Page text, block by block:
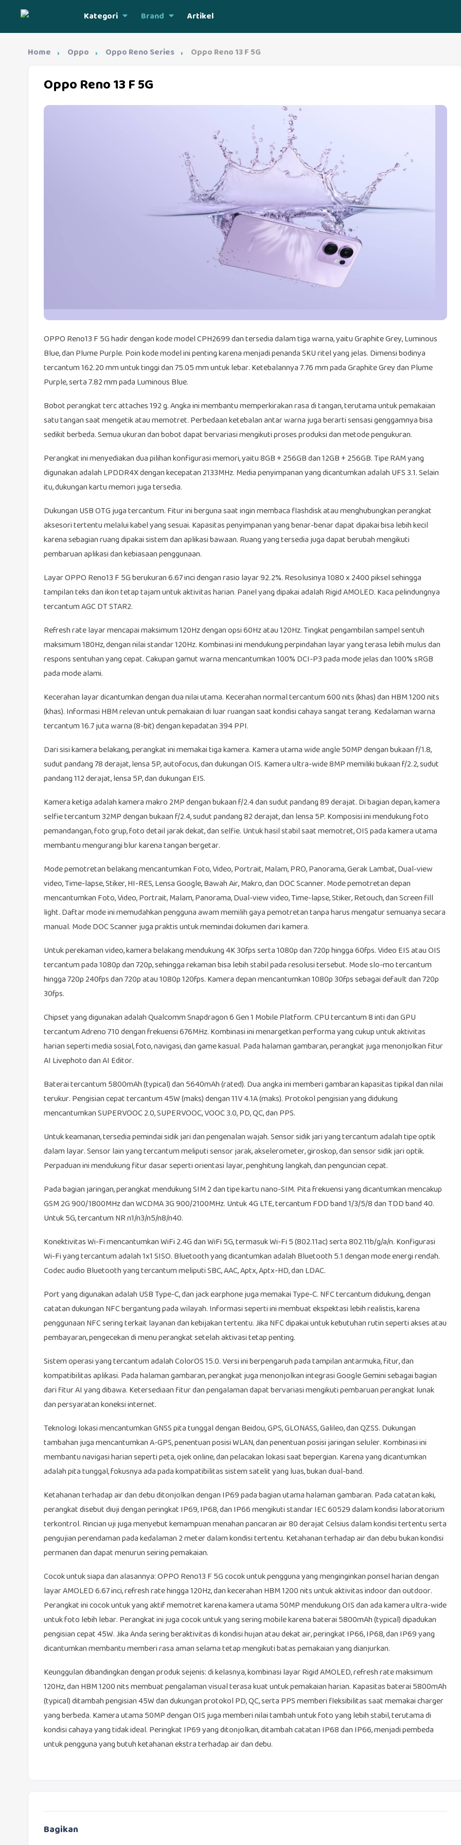
Kategori Brand Artikel
Home Oppo Oppo Reno Series Oppo Reno 13 F 5G
Oppo Reno 13 F 5G
OPPO Reno13 F 5G hadir dengan kode model CPH2699 dan tersedia dalam tiga warna, yaitu Graphite Grey, Luminous
Blue, dan Plume Purple. Poin kode model ini penting karena menjadi penanda SKU ritel yang jelas. Dimensi bodinya
tercantum 162.20 mm untuk tinggi dan 75.05 mm untuk lebar. Ketebalannya 7.76 mm pada Graphite Grey dan Plume
Purple, serta 7.82 mm pada Luminous Blue.
Bobot perangkat terc attaches 192 g. Angka ini membantu memperkirakan rasa di tangan, terutama untuk pemakaian
satu tangan saat mengetik atau memotret. Perbedaan ketebalan antar warna juga berarti sensasi genggamnya bisa
sedikit berbeda. Semua ukuran dan bobot dapat bervariasi mengikuti proses produksi dan metode pengukuran.
Perangkat ini menyediakan dua pilihan konfigurasi memori, yaitu 8GB + 256GB dan 12GB + 256GB. Tipe RAM yang
digunakan adalah LPDDR4X dengan kecepatan 2133MHz. Media penyimpanan yang dicantumkan adalah UFS 3.1. Selain
itu, dukungan kartu memori juga tersedia.
Dukungan USB OTG juga tercantum. Fitur ini berguna saat ingin membaca flashdisk atau menghubungkan perangkat
aksesori tertentu melalui kabel yang sesuai. Kapasitas penyimpanan yang benar-benar dapat dipakai bisa lebih kecil
karena sebagian ruang dipakai sistem dan aplikasi bawaan. Ruang yang tersedia juga dapat berubah mengikuti
pembaruan aplikasi dan kebiasaan penggunaan.
Layar OPPO Reno13 F 5G berukuran 6.67 inci dengan rasio layar 92.2%. Resolusinya 1080 x 2400 piksel sehingga
tampilan teks dan ikon tetap tajam untuk aktivitas harian. Panel yang dipakai adalah Rigid AMOLED. Kaca pelindungnya
tercantum AGC DT STAR2.
Refresh rate layar mencapai maksimum 120Hz dengan opsi 60Hz atau 120Hz. Tingkat pengambilan sampel sentuh
maksimum 180Hz, dengan nilai standar 120Hz. Kombinasi ini mendukung perpindahan layar yang terasa lebih mulus dan
respons sentuhan yang cepat. Cakupan gamut warna mencantumkan 100% DCI-P3 pada mode jelas dan 100% sRGB
pada mode alami.
Kecerahan layar dicantumkan dengan dua nilai utama. Kecerahan normal tercantum 600 nits (khas) dan HBM 1200 nits
(khas). Informasi HBM relevan untuk pemakaian di luar ruangan saat kondisi cahaya sangat terang. Kedalaman warna
tercantum 16.7 juta warna (8-bit) dengan kepadatan 394 PPI.
Dari sisi kamera belakang, perangkat ini memakai tiga kamera. Kamera utama wide angle 50MP dengan bukaan f/1.8,
sudut pandang 78 derajat, lensa 5P, autofocus, dan dukungan OIS. Kamera ultra-wide 8MP memiliki bukaan f/2.2, sudut
pandang 112 derajat, lensa 5P, dan dukungan EIS.
Kamera ketiga adalah kamera makro 2MP dengan bukaan f/2.4 dan sudut pandang 89 derajat. Di bagian depan, kamera
selfie tercantum 32MP dengan bukaan f/2.4, sudut pandang 82 derajat, dan lensa 5P. Komposisi ini mendukung foto
pemandangan, foto grup, foto detail jarak dekat, dan selfie. Untuk hasil stabil saat memotret, OIS pada kamera utama
membantu mengurangi blur karena tangan bergetar.
Mode pemotretan belakang mencantumkan Foto, Video, Portrait, Malam, PRO, Panorama, Gerak Lambat, Dual-view
video, Time-lapse, Stiker, HI-RES, Lensa Google, Bawah Air, Makro, dan DOC Scanner. Mode pemotretan depan
mencantumkan Foto, Video, Portrait, Malam, Panorama, Dual-view video, Time-lapse, Stiker, Retouch, dan Screen fill
light. Daftar mode ini memudahkan pengguna awam memilih gaya pemotretan tanpa harus mengatur semuanya secara
manual. Mode DOC Scanner juga praktis untuk memindai dokumen dari kamera.
Untuk perekaman video, kamera belakang mendukung 4K 30fps serta 1080p dan 720p hingga 60fps. Video EIS atau OIS
tercantum pada 1080p dan 720p, sehingga rekaman bisa lebih stabil pada resolusi tersebut. Mode slo-mo tercantum
hingga 720p 240fps dan 720p atau 1080p 120fps. Kamera depan mencantumkan 1080p 30fps sebagai default dan 720p
30fps.
Chipset yang digunakan adalah Qualcomm Snapdragon 6 Gen 1 Mobile Platform. CPU tercantum 8 inti dan GPU
tercantum Adreno 710 dengan frekuensi 676MHz. Kombinasi ini menargetkan performa yang cukup untuk aktivitas
harian seperti media sosial, foto, navigasi, dan game kasual. Pada halaman gambaran, perangkat juga menonjolkan fitur
AI Livephoto dan AI Editor.
Baterai tercantum 5800mAh (typical) dan 5640mAh (rated). Dua angka ini memberi gambaran kapasitas tipikal dan nilai
terukur. Pengisian cepat tercantum 45W (maks) dengan 11V 4.1A (maks). Protokol pengisian yang didukung
mencantumkan SUPERVOOC 2.0, SUPERVOOC, VOOC 3.0, PD, QC, dan PPS.
Untuk keamanan, tersedia pemindai sidik jari dan pengenalan wajah. Sensor sidik jari yang tercantum adalah tipe optik
dalam layar. Sensor lain yang tercantum meliputi sensor jarak, akselerometer, giroskop, dan sensor sidik jari optik.
Perpaduan ini mendukung fitur dasar seperti orientasi layar, penghitung langkah, dan penguncian cepat.
Pada bagian jaringan, perangkat mendukung SIM 2 dan tipe kartu nano-SIM. Pita frekuensi yang dicantumkan mencakup
GSM 2G 900/1800MHz dan WCDMA 3G 900/2100MHz. Untuk 4G LTE, tercantum FDD band 1/3/5/8 dan TDD band 40.
Untuk 5G, tercantum NR n1/n3/n5/n8/n40.
Konektivitas Wi-Fi mencantumkan WiFi 2.4G dan WiFi 5G, termasuk Wi-Fi 5 (802.11ac) serta 802.11b/g/a/n. Konfigurasi
Wi-Fi yang tercantum adalah 1x1 SISO. Bluetooth yang dicantumkan adalah Bluetooth 5.1 dengan mode energi rendah.
Codec audio Bluetooth yang tercantum meliputi SBC, AAC, Aptx, Aptx-HD, dan LDAC.
Port yang digunakan adalah USB Type-C, dan jack earphone juga memakai Type-C. NFC tercantum didukung, dengan
catatan dukungan NFC bergantung pada wilayah. Informasi seperti ini membuat ekspektasi lebih realistis, karena
penggunaan NFC sering terkait layanan dan kebijakan tertentu. Jika NFC dipakai untuk kebutuhan rutin seperti akses atau
pembayaran, pengecekan di menu perangkat setelah aktivasi tetap penting.
Sistem operasi yang tercantum adalah ColorOS 15.0. Versi ini berpengaruh pada tampilan antarmuka, fitur, dan
kompatibilitas aplikasi. Pada halaman gambaran, perangkat juga menonjolkan integrasi Google Gemini sebagai bagian
dari fitur AI yang dibawa. Ketersediaan fitur dan pengalaman dapat bervariasi mengikuti pembaruan perangkat lunak
dan persyaratan koneksi internet.
Teknologi lokasi mencantumkan GNSS pita tunggal dengan Beidou, GPS, GLONASS, Galileo, dan QZSS. Dukungan
tambahan juga mencantumkan A-GPS, penentuan posisi WLAN, dan penentuan posisi jaringan seluler. Kombinasi ini
membantu navigasi harian seperti peta, ojek online, dan pelacakan lokasi saat bepergian. Karena yang dicantumkan
adalah pita tunggal, fokusnya ada pada kompatibilitas sistem satelit yang luas, bukan dual-band.
Ketahanan terhadap air dan debu ditonjolkan dengan IP69 pada bagian utama halaman gambaran. Pada catatan kaki,
perangkat disebut diuji dengan peringkat IP69, IP68, dan IP66 mengikuti standar IEC 60529 dalam kondisi laboratorium
terkontrol. Rincian uji juga menyebut kemampuan menahan pancaran air 80 derajat Celsius dalam kondisi tertentu serta
pengujian perendaman pada kedalaman 2 meter dalam kondisi tertentu. Ketahanan terhadap air dan debu bukan kondisi
permanen dan dapat menurun seiring pemakaian.
Cocok untuk siapa dan alasannya: OPPO Reno13 F 5G cocok untuk pengguna yang menginginkan ponsel harian dengan
layar AMOLED 6.67 inci, refresh rate hingga 120Hz, dan kecerahan HBM 1200 nits untuk aktivitas indoor dan outdoor.
Perangkat ini cocok untuk yang aktif memotret karena kamera utama 50MP mendukung OIS dan ada kamera ultra-wide
untuk foto lebih lebar. Perangkat ini juga cocok untuk yang sering mobile karena baterai 5800mAh (typical) dipadukan
pengisian cepat 45W. Jika Anda sering beraktivitas di kondisi hujan atau dekat air, peringkat IP66, IP68, dan IP69 yang
dicantumkan membantu memberi rasa aman selama tetap mengikuti batas pemakaian yang dianjurkan.
Keunggulan dibandingkan dengan produk sejenis: di kelasnya, kombinasi layar Rigid AMOLED, refresh rate maksimum
120Hz, dan HBM 1200 nits membuat pengalaman visual terasa kuat untuk pemakaian harian. Kapasitas baterai 5800mAh
(typical) ditambah pengisian 45W dan dukungan protokol PD, QC, serta PPS memberi fleksibilitas saat memakai charger
yang berbeda. Kamera utama 50MP dengan OIS juga memberi nilai tambah untuk foto yang lebih stabil, terutama di
kondisi cahaya yang tidak ideal. Peringkat IP69 yang ditonjolkan, ditambah catatan IP68 dan IP66, menjadi pembeda
untuk pengguna yang butuh ketahanan ekstra terhadap air dan debu.
Bagikan